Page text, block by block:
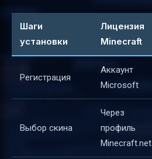
Шаги
установки
Лицензия
Minecraft
Регистрация
Аккаунт
Microsoft
Выбор скина
Через
профиль
Minecraft.net